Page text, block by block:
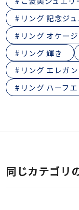
リング 記念ジ
リング オケー
リング 輝き
リング エレガ
リング ハーフ
同じカテゴリ